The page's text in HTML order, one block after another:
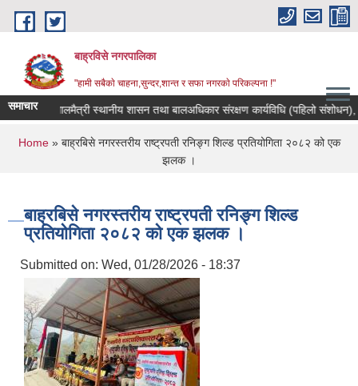
Skip to main content
बाह्रविसे नगरपालिका
"हामी सबैकाे चाहना,सुन्दर,शान्त र सफा नगरकाे परिकल्पना !"
समाचारबालमैत्री स्थानीय शासन तथा बालअधिकार संरक्षण कार्यविधि (पहिलो संशोधन), २०८३
You are here
Home» बाह्रबिसे नगरस्तरीय राष्ट्रपती रनिङ्ग शिल्ड प्रतियोगिता २०८२ को एक
झलक ।
बाह्रबिसे नगरस्तरीय राष्ट्रपती रनिङ्ग शिल्ड
प्रतियोगिता २०८२ को एक झलक ।
Submitted on: Wed, 01/28/2026 - 18:37